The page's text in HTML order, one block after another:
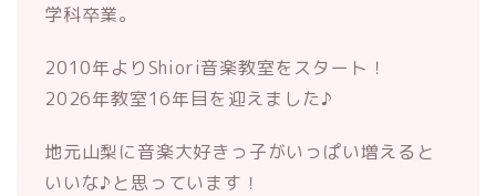
学科卒業。
2010年よりShiori音楽教室をスタート！
2026年教室16年目を迎えました♪
地元山梨に音楽大好きっ子がいっぱい増えると
いいな♪と思っています！